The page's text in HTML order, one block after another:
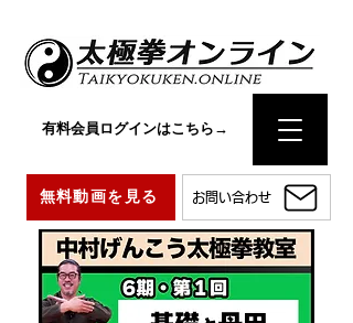
お問い合わせ
無料動画を見る
有料会員ログインはこちら→